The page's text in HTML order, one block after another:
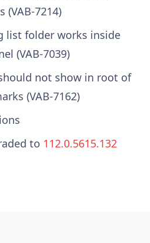
(VAB-7214)
list folder works inside
(VAB-7039)
not show in root of
(VAB-7162)
to 112.0.5615.132